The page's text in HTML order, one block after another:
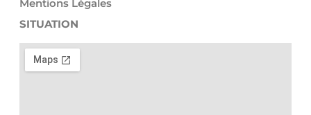
Mentions Légales
SITUATION